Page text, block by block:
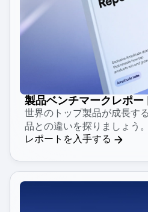
製品ベンチマークレポー
世界のトップ製品が成長す
品との違いを探りましょう。
レポートを入手する